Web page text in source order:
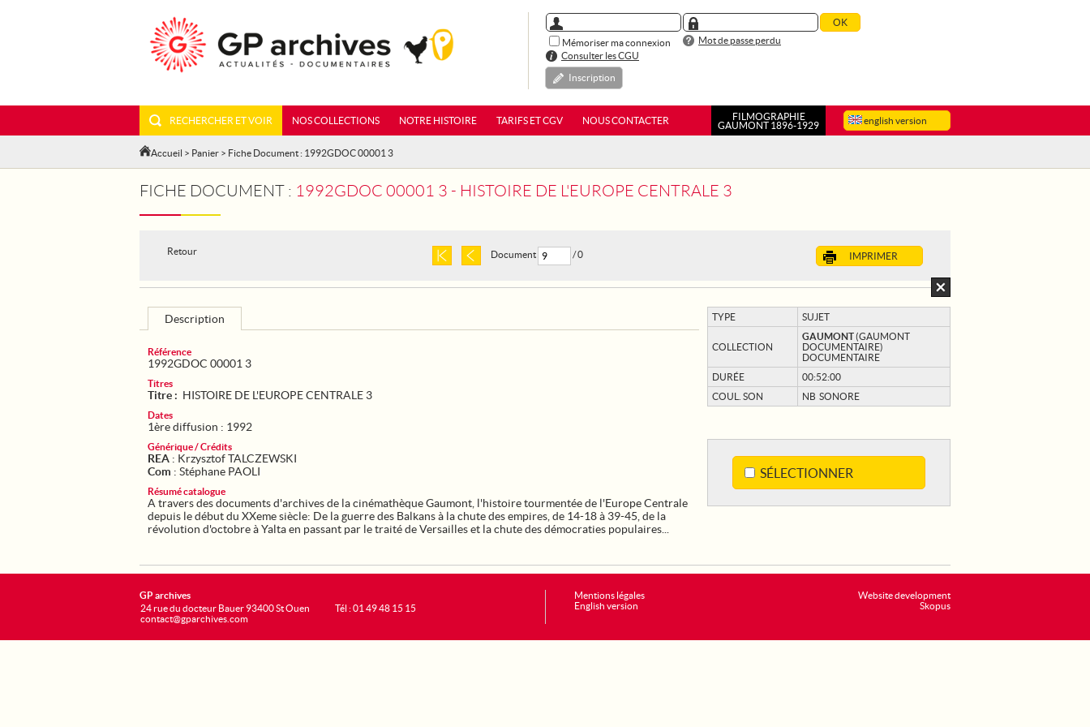
Mémoriser ma connexion
Mot de passe perdu
Consulter les CGU
Inscription
english version
RECHERCHER ET VOIR NOS COLLECTIONS NOTRE HISTOIRE TARIFS ET CGV NOUS CONTACTER
FILMOGRAPHIE
GAUMONT 1896-1929
Accueil > Panier > Fiche Document : 1992GDOC 00001 3
FICHE DOCUMENT : 1992GDOC 00001 3 - HISTOIRE DE L'EUROPE CENTRALE 3
Retour IMPRIMER
Document / 0
TYPE SUJET
COLLECTION
GAUMONT(GAUMONT
DOCUMENTAIRE)
DOCUMENTAIRE
DURÉE
00:52:00
COUL. SON
NB SONORE
SÉLECTIONNER
Description
Référence
1992GDOC 00001 3
Titres
Titre : HISTOIRE DE L'EUROPE CENTRALE 3
Dates
1ère diffusion : 1992
Générique / Crédits
REA : Krzysztof TALCZEWSKI
Com : Stéphane PAOLI
Résumé catalogue
A travers des documents d'archives de la cinémathèque Gaumont, l'histoire tourmentée de l'Europe Centrale
depuis le début du XXeme siècle: De la guerre des Balkans à la chute des empires, de 14-18 à 39-45, de la
révolution d'octobre à Yalta en passant par le traité de Versailles et la chute des démocraties populaires...
Website development
Skopus
GP archives
24 rue du docteur Bauer 93400 St Ouen
contact@gparchives.com
Tél : 01 49 48 15 15
Mentions légales
English version